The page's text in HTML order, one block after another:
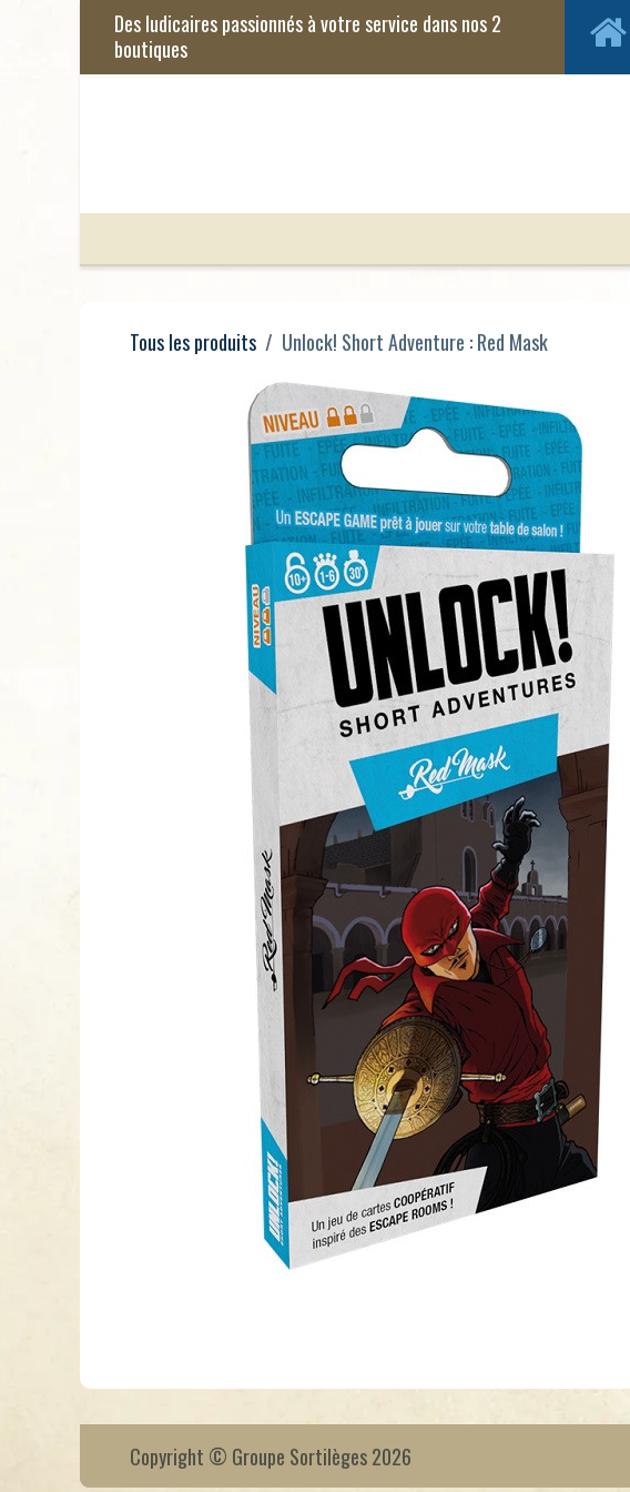
Se rendre au contenu
Tous les produits Unlock! Short Adventure : Red Mask
Copyright © Groupe Sortilèges 2026